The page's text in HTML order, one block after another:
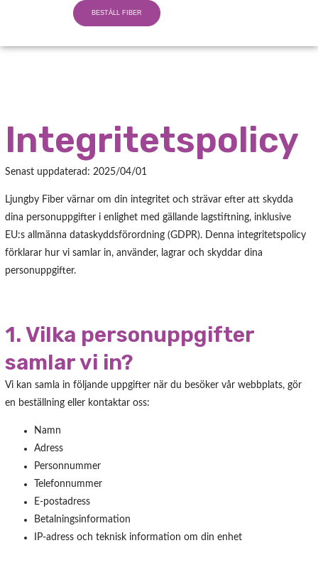
BESTÄLL FIBER
Integritetspolicy
Senast uppdaterad: 2025/04/01
Ljungby Fiber värnar om din integritet och strävar efter att skydda
dina personuppgifter i enlighet med gällande lagstiftning, inklusive
EU:s allmänna dataskyddsförordning (GDPR). Denna integritetspolicy
förklarar hur vi samlar in, använder, lagrar och skyddar dina
personuppgifter.
1. Vilka personuppgifter
samlar vi in?
Vi kan samla in följande uppgifter när du besöker vår webbplats, gör
en beställning eller kontaktar oss:
Namn
Adress
Personnummer
Telefonnummer
E-postadress
Betalningsinformation
IP-adress och teknisk information om din enhet